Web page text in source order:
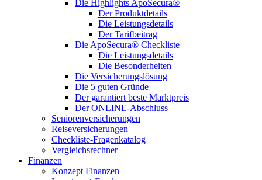
Die Highlights ApoSecura®
Der Produktdetails
Die Leistungsdetails
Der Tarifbeitrag
Die ApoSecura® Checkliste
Die Leistungsdetails
Die Besonderheiten
Die Versicherungslösung
Die 5 guten Gründe
Der garantiert beste Marktpreis
Der ONLINE-Abschluss
Seniorenversicherungen
Reiseversicherungen
Checkliste-Fragenkatalog
Vergleichsrechner
Finanzen
Konzept Finanzen